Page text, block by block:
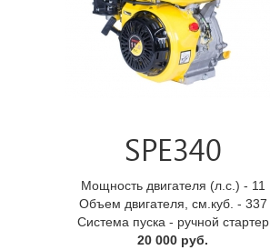
SPE340
Мощность двигателя (л.с.) - 11
Объем двигателя, см.куб. - 337
Система пуска - ручной стартер
20 000 руб.